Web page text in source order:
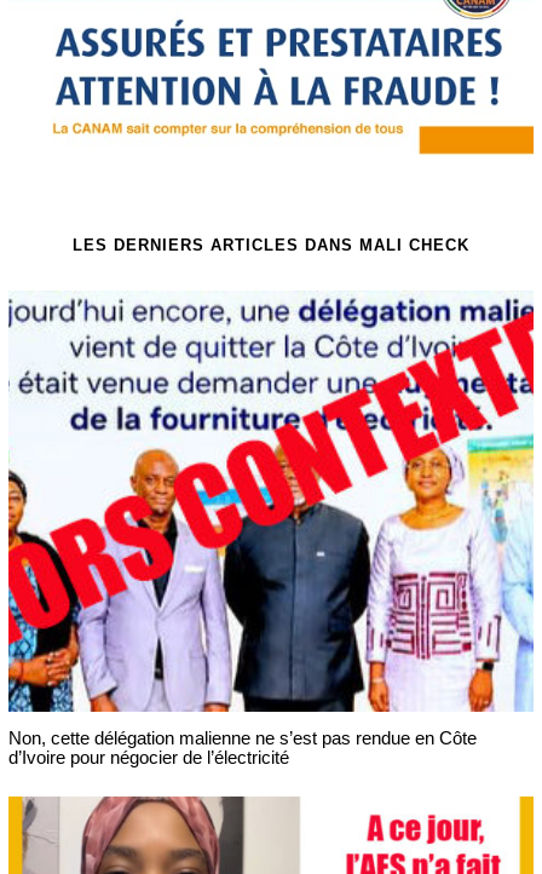
LES DERNIERS ARTICLES DANS MALI CHECK
Non, cette délégation malienne ne s’est pas rendue en Côte
d’Ivoire pour négocier de l’électricité